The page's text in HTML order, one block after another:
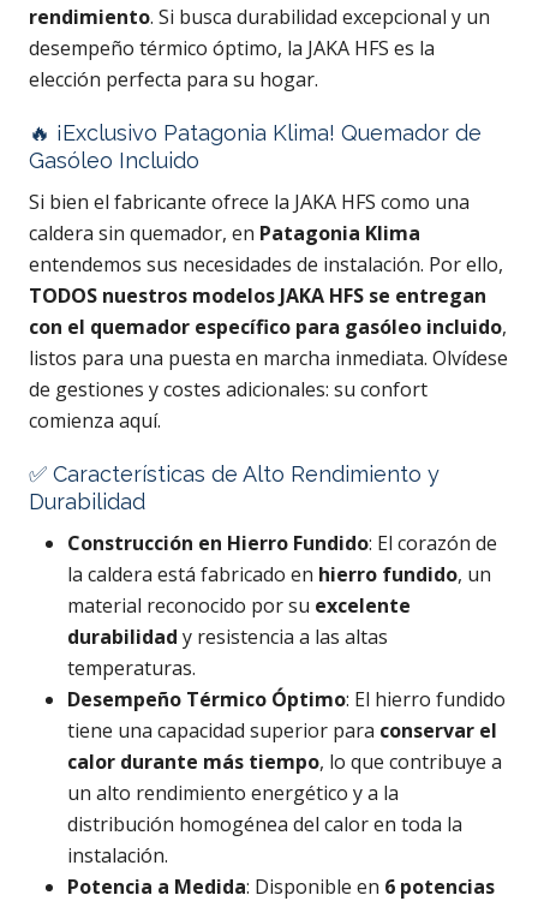
rendimiento. Si busca durabilidad excepcional y un
desempeño térmico óptimo, la JAKA HFS es la
elección perfecta para su hogar.
🔥 ¡Exclusivo Patagonia Klima! Quemador de
Gasóleo Incluido
Si bien el fabricante ofrece la JAKA HFS como una
caldera sin quemador, en Patagonia Klima
entendemos sus necesidades de instalación. Por ello,
TODOS nuestros modelos JAKA HFS se entregan
con el quemador específico para gasóleo incluido,
listos para una puesta en marcha inmediata. Olvídese
de gestiones y costes adicionales: su confort
comienza aquí.
✅ Características de Alto Rendimiento y
Durabilidad
Construcción en Hierro Fundido: El corazón de
la caldera está fabricado en hierro fundido, un
material reconocido por su excelente
durabilidad y resistencia a las altas
temperaturas.
Desempeño Térmico Óptimo: El hierro fundido
tiene una capacidad superior para conservar el
calor durante más tiempo, lo que contribuye a
un alto rendimiento energético y a la
distribución homogénea del calor en toda la
instalación.
Potencia a Medida: Disponible en 6 potencias